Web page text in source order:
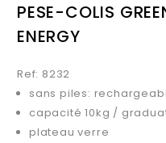
PESE-COLIS
ENERGY
Ref: 8232
sans piles:
capacité 10kg /
plateau verre